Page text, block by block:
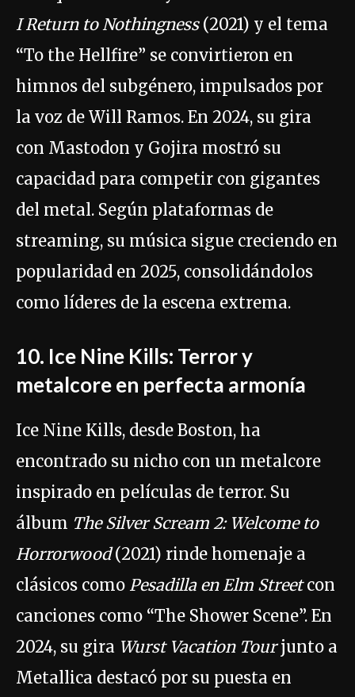
I Return to Nothingness(2021) y el tema
“To the Hellfire” se convirtieron en
himnos del subgénero, impulsados por
la voz de Will Ramos. En 2024, su gira
con Mastodon y Gojira mostró su
capacidad para competir con gigantes
del metal. Según plataformas de
streaming, su música sigue creciendo en
popularidad en 2025, consolidándolos
como líderes de la escena extrema.
10. Ice Nine Kills: Terror y
metalcore en perfecta armonía
Ice Nine Kills, desde Boston, ha
encontrado su nicho con un metalcore
inspirado en películas de terror. Su
álbum The Silver Scream 2: Welcome to
Horrorwood(2021) rinde homenaje a
clásicos como Pesadilla en Elm Streetcon
canciones como “The Shower Scene”. En
2024, su gira Wurst Vacation Tourjunto a
Metallica destacó por su puesta en